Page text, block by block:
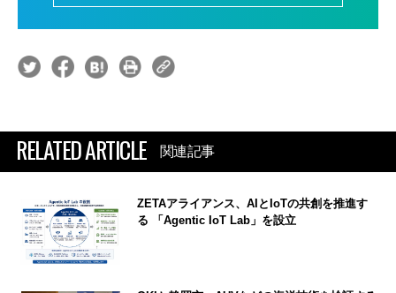
RELATED ARTICLE 関連記事
ZETAアライアンス、AIとIoTの共創を推進す
る 「Agentic IoT Lab」を設立